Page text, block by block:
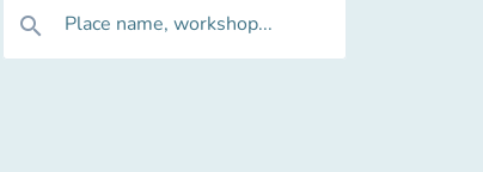
search Place name, workshop...